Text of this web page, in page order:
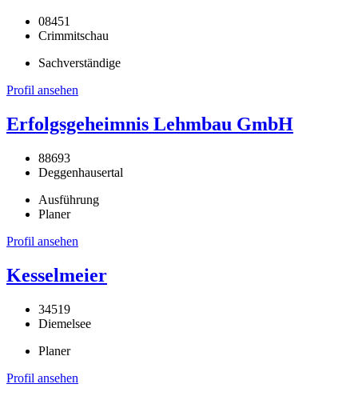
08451
Crimmitschau
Sachverständige
Profil ansehen
Erfolgsgeheimnis Lehmbau GmbH
88693
Deggenhausertal
Ausführung
Planer
Profil ansehen
Kesselmeier
34519
Diemelsee
Planer
Profil ansehen